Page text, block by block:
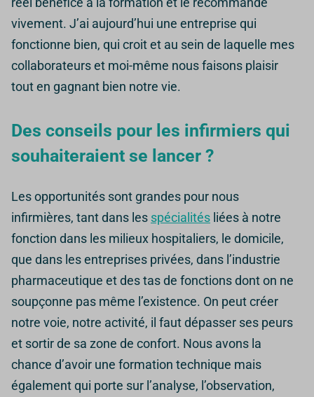
vivement. J’ai aujourd’hui une entreprise qui
fonctionne bien, qui croit et au sein de laquelle mes
collaborateurs et moi-même nous faisons plaisir
tout en gagnant bien notre vie.
Des conseils pour les infirmiers qui
souhaiteraient se lancer ?
Les opportunités sont grandes pour nous
infirmières, tant dans les spécialités liées à notre
fonction dans les milieux hospitaliers, le domicile,
que dans les entreprises privées, dans l’industrie
pharmaceutique et des tas de fonctions dont on ne
soupçonne pas même l’existence. On peut créer
notre voie, notre activité, il faut dépasser ses peurs
et sortir de sa zone de confort. Nous avons la
chance d’avoir une formation technique mais
également qui porte sur l’analyse, l’observation,